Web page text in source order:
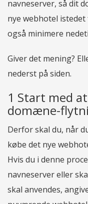
navneserver, så dit
nye webhotel istedet
også minimere
Giver det mening?
nederst på siden.
1 Start med
domæne-
Derfor skal du, når
købe det nye
Hvis du i denne
navneserver eller
skal anvendes,